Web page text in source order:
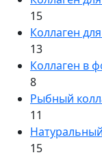
15
Коллаген
13
Коллаген в
8
Рыбный
11
15